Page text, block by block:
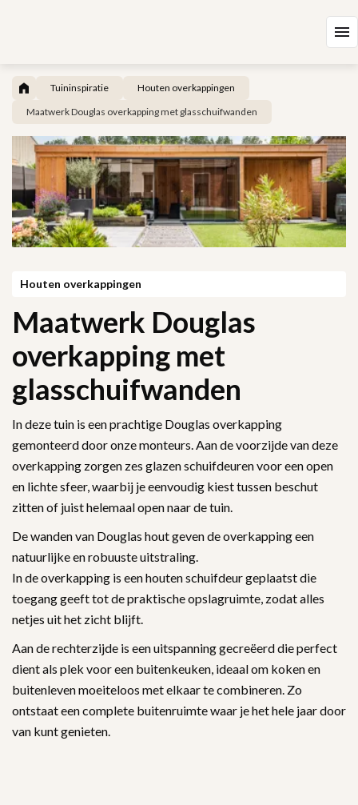
Tuininspiratie
Houten overkappingen
Maatwerk Douglas overkapping met glasschuifwanden
Houten overkappingen
Maatwerk Douglas
overkapping met
glasschuifwanden
In deze tuin is een prachtige Douglas overkapping
gemonteerd door onze monteurs. Aan de voorzijde van deze
overkapping zorgen zes glazen schuifdeuren voor een open
en lichte sfeer, waarbij je eenvoudig kiest tussen beschut
zitten of juist helemaal open naar de tuin.
De wanden van Douglas hout geven de overkapping een
natuurlijke en robuuste uitstraling.
In de overkapping is een houten schuifdeur geplaatst die
toegang geeft tot de praktische opslagruimte, zodat alles
netjes uit het zicht blijft.
Aan de rechterzijde is een uitspanning gecreëerd die perfect
dient als plek voor een buitenkeuken, ideaal om koken en
buitenleven moeiteloos met elkaar te combineren. Zo
ontstaat een complete buitenruimte waar je het hele jaar door
van kunt genieten.